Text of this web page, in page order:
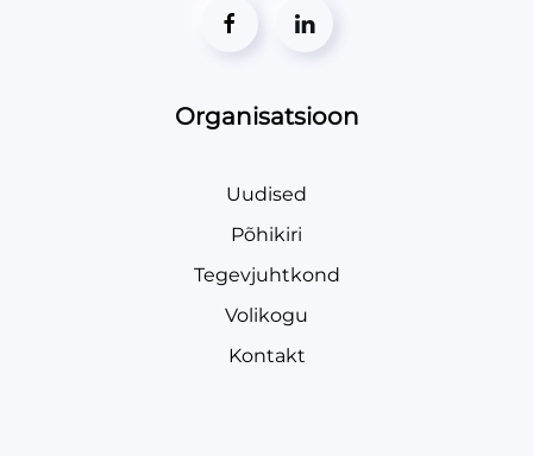
Organisatsioon
Uudised
Põhikiri
Tegevjuhtkond
Volikogu
Kontakt